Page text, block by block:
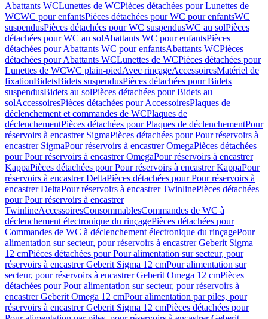
Abattants WCLunettes de WCPièces détachées pour Lunettes de
WCWC pour enfantsPièces détachées pour WC pour enfantsWC
suspendusPièces détachées pour WC suspendusWC au solPièces
détachées pour WC au solAbattants WC pour enfantsPièces
détachées pour Abattants WC pour enfantsAbattants WCPièces
détachées pour Abattants WCLunettes de WCPièces détachées pour
Lunettes de WCWC plain-piedAvec rinçageAccessoiresMatériel de
fixationBidetsBidets suspendusPièces détachées pour Bidets
suspendusBidets au solPièces détachées pour Bidets au
solAccessoiresPièces détachées pour AccessoiresPlaques de
déclenchement et commandes de WCPlaques de
déclenchementPièces détachées pour Plaques de déclenchementPour
réservoirs à encastrer SigmaPièces détachées pour Pour réservoirs à
encastrer SigmaPour réservoirs à encastrer OmegaPièces détachées
pour Pour réservoirs à encastrer OmegaPour réservoirs à encastrer
KappaPièces détachées pour Pour réservoirs à encastrer KappaPour
réservoirs à encastrer DeltaPièces détachées pour Pour réservoirs à
encastrer DeltaPour réservoirs à encastrer TwinlinePièces détachées
pour Pour réservoirs à encastrer
TwinlineAccessoiresConsommablesCommandes de WC à
déclenchement électronique du rinçagePièces détachées pour
Commandes de WC à déclenchement électronique du rinçagePour
alimentation sur secteur, pour réservoirs à encastrer Geberit Sigma
12 cmPièces détachées pour Pour alimentation sur secteur, pour
réservoirs à encastrer Geberit Sigma 12 cmPour alimentation sur
secteur, pour réservoirs à encastrer Geberit Omega 12 cmPièces
détachées pour Pour alimentation sur secteur, pour réservoirs à
encastrer Geberit Omega 12 cmPour alimentation par piles, pour
réservoirs à encastrer Geberit Sigma 12 cmPièces détachées pour